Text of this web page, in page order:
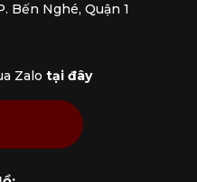
Bến Nghé, Quận 1
Zalo tại đây